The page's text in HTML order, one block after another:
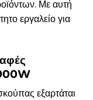
Με αυτή
εργαλείο για
εξαρτάται